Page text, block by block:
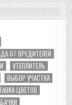
ОТ ВРЕДИТЕЛЕЙ
УТЕПЛИТЕЛЬ
ВЫБОР УЧАСТКА
ЦВЕТОВ